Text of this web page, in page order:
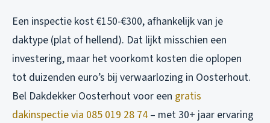
Een inspectie kost €150-€300, afhankelijk van je
daktype (plat of hellend). Dat lijkt misschien een
investering, maar het voorkomt kosten die oplopen
tot duizenden euro’s bij verwaarlozing in Oosterhout.
Bel Dakdekker Oosterhout voor een gratis
dakinspectie via 085 019 28 74 – met 30+ jaar ervaring